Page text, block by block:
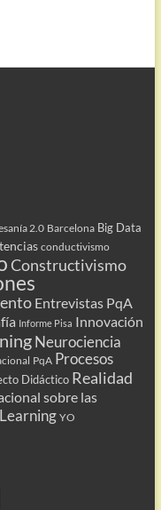
2.0 Barcelona Big Data
conductivismo
Constructivismo
Entrevistas PqA
Informe Pisa Innovación
Neurociencia
PqA Procesos
Didáctico Realidad
sobre las
YO